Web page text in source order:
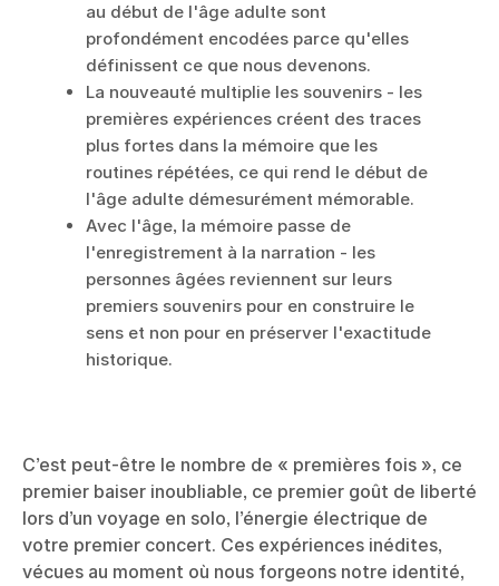
au début de l'âge adulte sont
profondément encodées parce qu'elles
définissent ce que nous devenons.
La nouveauté multiplie les souvenirs - les
premières expériences créent des traces
plus fortes dans la mémoire que les
routines répétées, ce qui rend le début de
l'âge adulte démesurément mémorable.
Avec l'âge, la mémoire passe de
l'enregistrement à la narration - les
personnes âgées reviennent sur leurs
premiers souvenirs pour en construire le
sens et non pour en préserver l'exactitude
historique.
C’est peut-être le nombre de « premières fois », ce
premier baiser inoubliable, ce premier goût de liberté
lors d’un voyage en solo, l’énergie électrique de
votre premier concert. Ces expériences inédites,
vécues au moment où nous forgeons notre identité,